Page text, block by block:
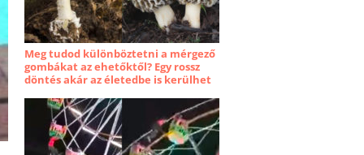
Meg tudod különböztetni a mérgező
gombákat az ehetőktől? Egy rossz
döntés akár az életedbe is kerülhet